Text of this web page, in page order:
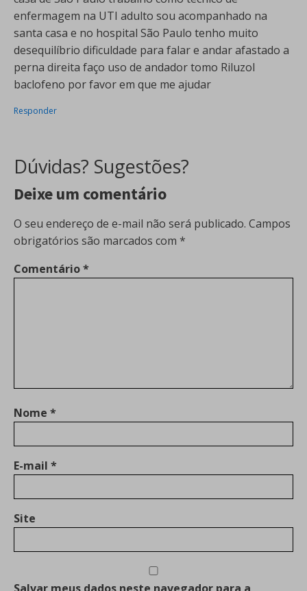
enfermagem na UTI adulto sou acompanhado na
santa casa e no hospital São Paulo tenho muito
desequilíbrio dificuldade para falar e andar afastado a
perna direita faço uso de andador tomo Riluzol
baclofeno por favor em que me ajudar
Responder
Dúvidas? Sugestões?
Deixe um comentário
O seu endereço de e-mail não será publicado. Campos
obrigatórios são marcados com *
Comentário*
Nome *
E-mail *
Site